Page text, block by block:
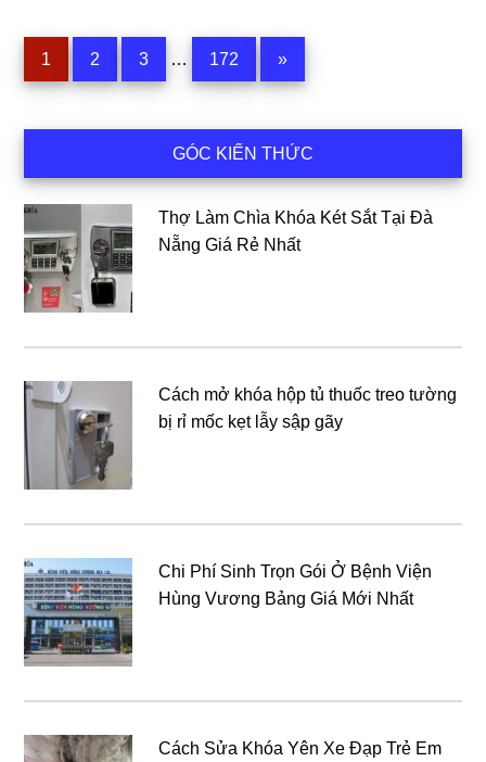
Trang
1 Trang
2 Trang
3
Interim
… Trang
172 »
chính
GÓC KIẾN THỨC
Thợ Làm Chìa Khóa Két Sắt Tại Đà
Nẵng Giá Rẻ Nhất
Cách mở khóa hộp tủ thuốc treo tường
bị rỉ mốc kẹt lẫy sập gãy
Chi Phí Sinh Trọn Gói Ở Bệnh Viện
Hùng Vương Bảng Giá Mới Nhất
Cách Sửa Khóa Yên Xe Đạp Trẻ Em